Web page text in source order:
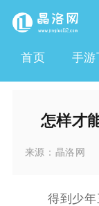
首页 手游
怎样才
来源： 晶洛网
得到少